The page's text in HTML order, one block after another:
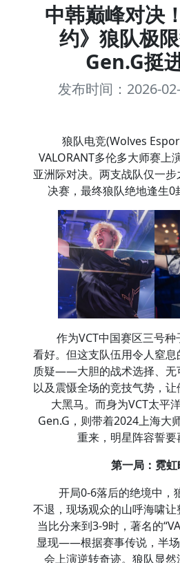
中韩巅峰对决
约》狼队极
Gen.G挺
发布时间：2026-
狼队电竞(Wolves
VALORANT多伦多大师赛上
亚洲际对决。两支战队仅一
决赛，最终狼队绝地逢生0
作为VCT中国赛区三号
看好。但这支队伍用令人窒
质疑——大胆的战术选择、无
以及震慑全场的竞技气势，
大黑马。而身为VCT太平
Gen.G，则带着2024上海大
重来，明星阵容誓要
第一局：霓
开局0-6落后的绝境中，
不退，现场观众的山呼海啸让
当比分来到3-9时，著名的
显现——根据赛事传说，半
会上演逆转奇迹。狼队显